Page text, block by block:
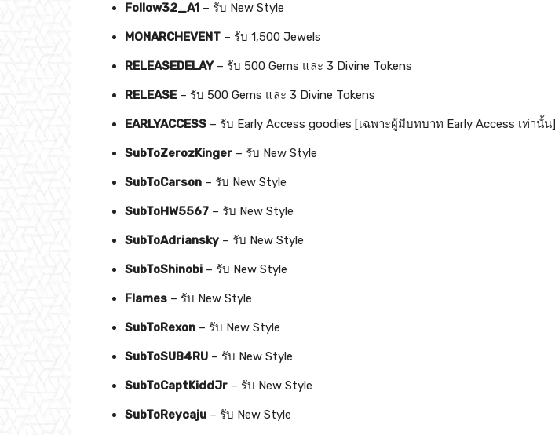
Follow32_A1 – รับ New Style
MONARCHEVENT – รับ 1,500 Jewels
RELEASEDELAY – รับ 500 Gems และ 3 Divine Tokens
RELEASE– รับ 500 Gems และ 3 Divine Tokens
EARLYACCESS – รับ Early Access goodies [เฉพาะผู้มีบทบาท Early Access เท่านั้น]
SubToZerozKinger – รับ New Style
SubToCarson – รับ New Style
SubToHW5567 – รับ New Style
SubToAdriansky – รับ New Style
SubToShinobi – รับ New Style
Flames – รับ New Style
SubToRexon – รับ New Style
SubToSUB4RU – รับ New Style
SubToCaptKiddJr – รับ New Style
SubToReycaju – รับ New Style